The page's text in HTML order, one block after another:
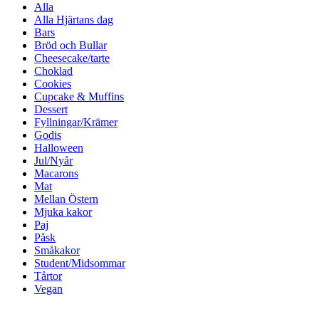
Alla
Alla Hjärtans dag
Bars
Bröd och Bullar
Cheesecake/tarte
Choklad
Cookies
Cupcake & Muffins
Dessert
Fyllningar/Krämer
Godis
Halloween
Jul/Nyår
Macarons
Mat
Mellan Östern
Mjuka kakor
Paj
Påsk
Småkakor
Student/Midsommar
Tårtor
Vegan